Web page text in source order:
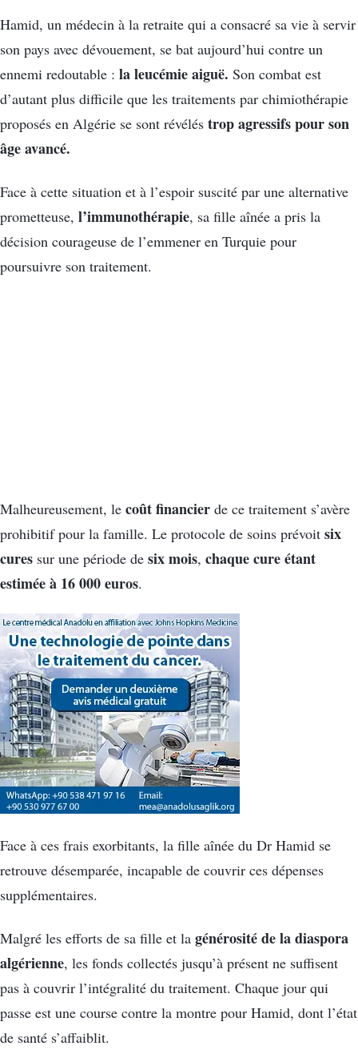
Hamid, un médecin à la retraite qui a consacré sa vie à servir
son pays avec dévouement, se bat aujourd’hui contre un
ennemi redoutable : la leucémie aiguë. Son combat est
d’autant plus difficile que les traitements par chimiothérapie
proposés en Algérie se sont révélés trop agressifs pour son
âge avancé.
Face à cette situation et à l’espoir suscité par une alternative
prometteuse, l’immunothérapie, sa fille aînée a pris la
décision courageuse de l’emmener en Turquie pour
poursuivre son traitement.
Malheureusement, le coût financier de ce traitement s’avère
prohibitif pour la famille. Le protocole de soins prévoit six
cures sur une période de six mois, chaque cure étant
estimée à 16 000 euros.
Face à ces frais exorbitants, la fille aînée du Dr Hamid se
retrouve désemparée, incapable de couvrir ces dépenses
supplémentaires.
Malgré les efforts de sa fille et la générosité de la diaspora
algérienne, les fonds collectés jusqu’à présent ne suffisent
pas à couvrir l’intégralité du traitement. Chaque jour qui
passe est une course contre la montre pour Hamid, dont l’état
de santé s’affaiblit.